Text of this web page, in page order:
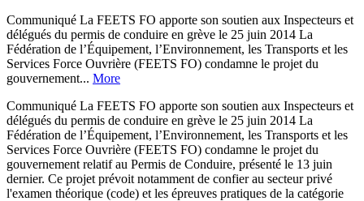
Communiqué La FEETS FO apporte son soutien aux Inspecteurs et
délégués du permis de conduire en grève le 25 juin 2014 La
Fédération de l’Équipement, l’Environnement, les Transports et les
Services Force Ouvrière (FEETS FO) condamne le projet du
gouvernement... More
Communiqué La FEETS FO apporte son soutien aux Inspecteurs et
délégués du permis de conduire en grève le 25 juin 2014 La
Fédération de l’Équipement, l’Environnement, les Transports et les
Services Force Ouvrière (FEETS FO) condamne le projet du
gouvernement relatif au Permis de Conduire, présenté le 13 juin
dernier. Ce projet prévoit notamment de confier au secteur privé
l'examen théorique (code) et les épreuves pratiques de la catégorie